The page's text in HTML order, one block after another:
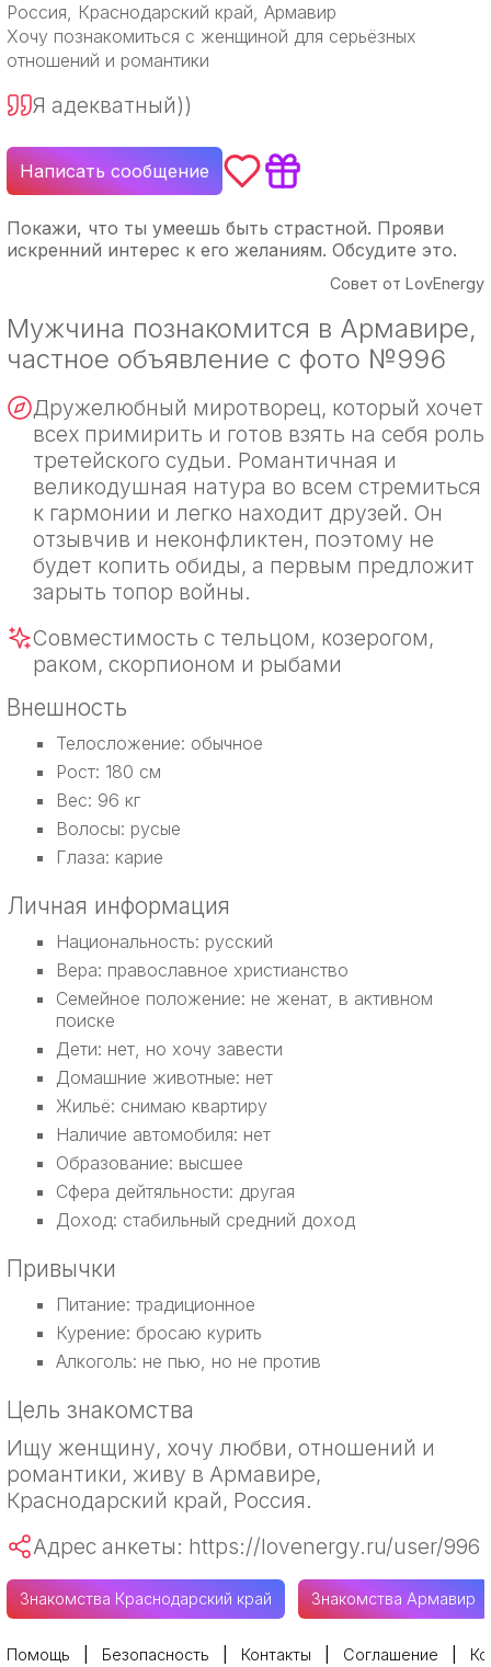
Россия, Краснодарский край, Армавир
Хочу познакомиться с женщиной для серьёзных
отношений и романтики
Я адекватный))
Написать сообщение
Покажи, что ты умеешь быть страстной. Прояви
искренний интерес к его желаниям. Обсудите это.
Совет от LovEnergy
Мужчина познакомится в Армавире,
частное объявление с фото №996
Дружелюбный миротворец, который хочет
всех примирить и готов взять на себя роль
третейского судьи. Романтичная и
великодушная натура во всем стремиться
к гармонии и легко находит друзей. Он
отзывчив и неконфликтен, поэтому не
будет копить обиды, а первым предложит
зарыть топор войны.
Совместимость с тельцом, козерогом,
раком, скорпионом и рыбами
Внешность
Телосложение: обычное
Рост: 180 см
Вес: 96 кг
Волосы: русые
Глаза: карие
Личная информация
Национальность: русский
Вера: православное христианство
Семейное положение: не женат, в активном
поиске
Дети: нет, но хочу завести
Домашние животные: нет
Жильё: снимаю квартиру
Наличие автомобиля: нет
Образование: высшее
Сфера дейтяльности: другая
Доход: стабильный средний доход
Привычки
Питание: традиционное
Курение: бросаю курить
Алкоголь: не пью, но не против
Цель знакомства
Ищу женщину, хочу любви, отношений и
романтики, живу в Армавире,
Краснодарский край, Россия.
Адрес анкеты: https://lovenergy.ru/user/996
Знакомства Краснодарский край Знакомства Армавир
Помощь Безопасность Контакты Соглашение